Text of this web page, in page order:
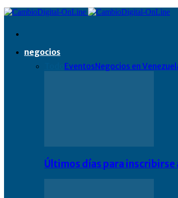
negocios
EventosNegocios en
Últimos días para inscribirse